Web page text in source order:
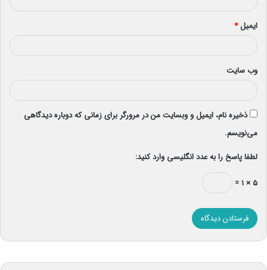
ایمیل*
وب‌ سایت
ذخیره نام، ایمیل و وبسایت من در مرورگر برای زمانی که دوباره دیدگاهی
می‌نویسم.
لطفا پاسخ را به عدد انگلیسی وارد کنید:
۵ × ۱ =